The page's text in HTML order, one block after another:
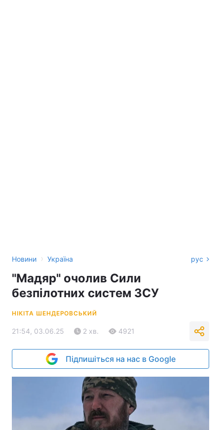
Новини › Україна рус
"Мадяр" очолив Сили
безпілотних систем ЗСУ
НІКІТА ШЕНДЕРОВСЬКИЙ
21:54, 03.06.25 2 хв. 4921
Підпишіться на нас в Google